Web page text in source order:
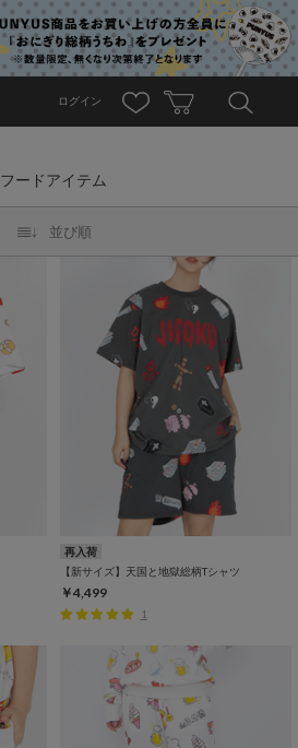
ログイン
フードアイテム
並び順
再入荷
【新サイズ】天国と地獄総柄Tシャツ
￥4,499
1